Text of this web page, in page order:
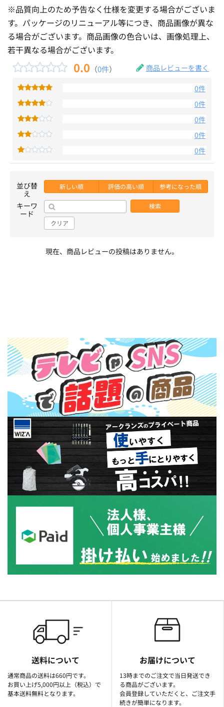
※品質向上のため予告なく仕様を変更する場合がございま
す。パッケージのリニューアル等につき、商品画像が異な
る場合がございます。商品画像の色合いは、画像処理上、
若干異なる場合がございます。
0.0 （0件） 商品レビューを書く
0件
0件
0件
0件
0件
並び替
え
新しい順 評価の高い順 参考になった順
キーワ
ード
検索
クリア
現在、商品レビューの投稿はありません。
送料について
通常商品の送料は660円です。
お買い上げ5,000円以上（税込）で
基本送料無料となります。
お届けについて
13時までのご注文で当日発送でき
る商品がございます。
会員登録していただくと、ご注文手
続きが簡単になります。